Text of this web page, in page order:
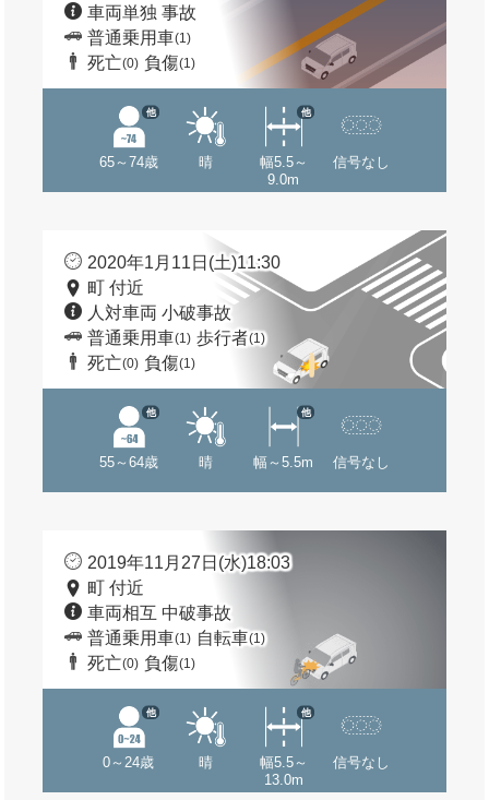
車両単独 事故
普通乗用車(1)
死亡(0) 負傷(1)
65～74歳
他
晴
幅5.5～
9.0m
他
信号なし
2020年1月11日(土)11:30
町 付近
人対車両 小破事故
普通乗用車(1) 歩行者(1)
死亡(0) 負傷(1)
55～64歳
他
晴 幅～5.5m
他
信号なし
2019年11月27日(水)18:03
町 付近
車両相互 中破事故
普通乗用車(1) 自転車(1)
死亡(0) 負傷(1)
0～24歳
他
晴
幅5.5～
13.0m
他
信号なし